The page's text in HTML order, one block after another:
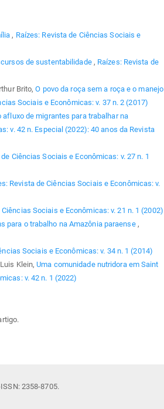
, Raízes: Revista de Ciências Sociais e
de sustentabilidade , Raízes: Revista de
Brito,O povo da roça sem a roça e o manejo
Sociais e Econômicas: v. 37 n. 2 (2017)
de migrantes para trabalhar na
v. 42 n. Especial (2022): 40 anos da Revista
Ciências Sociais e Econômicas: v. 27 n. 1
Revista de Ciências Sociais e Econômicas: v.
Sociais e Econômicas: v. 21 n. 1 (2002)
para o trabalho na Amazônia paraense ,
Sociais e Econômicas: v. 34 n. 1 (2014)
Klein,Uma comunidade nutridora em Saint
v. 42 n. 1 (2022)
2358-8705.